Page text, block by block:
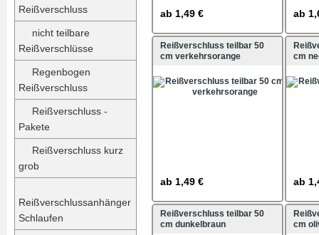
Reißverschluss
nicht teilbare
Reißverschlüsse
Regenbogen
Reißverschluss
Reißverschluss -
Pakete
Reißverschluss kurz
grob
Reißverschlussanhänger
Schlaufen
ab 1,49 € ab
Reißverschluss teilbar 50
cm verkehrsorange
ab 1,49 €
cm
ab
Reißverschluss teilbar 50
cm dunkelbraun
cm